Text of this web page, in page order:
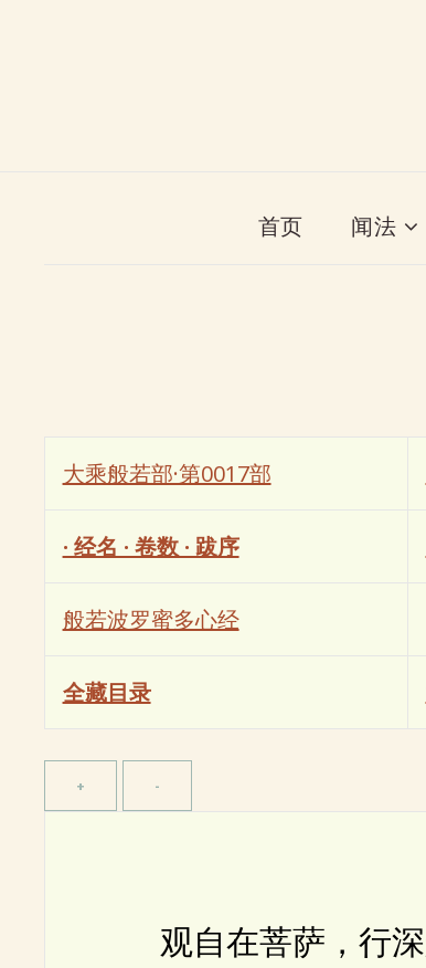
首页 闻法
大乘般若部·第0017部
· 经名 · 卷数 · 跋序
般若波罗蜜多心经
全藏目录
观自在菩萨，行深般